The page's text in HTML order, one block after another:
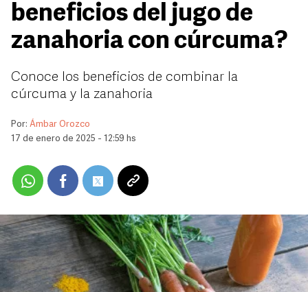
beneficios del jugo de
zanahoria con cúrcuma?
Conoce los beneficios de combinar la
cúrcuma y la zanahoria
Por: Ámbar Orozco
17 de enero de 2025 - 12:59 hs